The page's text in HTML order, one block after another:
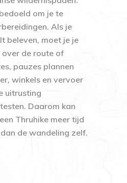
om je te
Als je
beleven, moet je je
de route of
pauzes plannen
winkels en vervoer
uitrusting
Daarom kan
Thruhike meer tijd
de wandeling zelf.